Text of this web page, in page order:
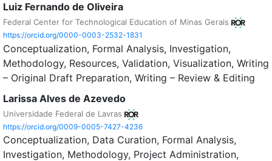
Luiz Fernando de Oliveira
Federal Center for Technological Education of Minas Gerais
https://orcid.org/0000-0003-2532-1831
Conceptualization Formal Analysis Investigation
Methodology Resources Validation Visualization Writing
– Original Draft Preparation Writing – Review & Editing
Larissa Alves de Azevedo
Universidade Federal de Lavras
https://orcid.org/0009-0005-7427-4236
Conceptualization Data Curation Formal Analysis
Investigation Methodology Project Administration